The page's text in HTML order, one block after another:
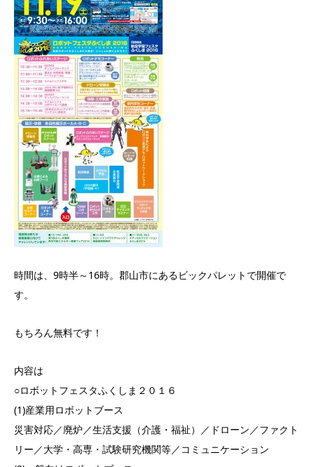
時間は、9時半～16時。郡山市にあるビックパレットで開催で
す。
もちろん無料です！
内容は
○ロボットフェスタふくしま２０１６
(1)産業用ロボットブース
災害対応／廃炉／生活支援（介護・福祉）／ドローン／ファクト
リー／大学・高専・試験研究機関等／コミュニケーション